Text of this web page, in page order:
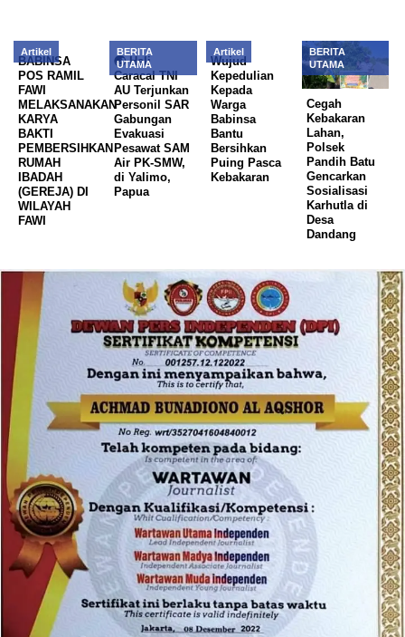
Artikel
BABINSA
POS RAMIL
FAWI
MELAKSANAKAN
KARYA
BAKTI
PEMBERSIHKAN
RUMAH
IBADAH
(GEREJA) DI
WILAYAH
FAWI
BERITA
UTAMA
🌏 Heli
Caracal TNI
AU Terjunkan
Personil SAR
Gabungan
Evakuasi
Pesawat SAM
Air PK-SMW,
di Yalimo,
Papua
Artikel
Wujud
Kepedulian
Kepada
Warga
Babinsa
Bantu
Bersihkan
Puing Pasca
Kebakaran
BERITA
UTAMA
Cegah
Kebakaran
Lahan,
Polsek
Pandih Batu
Gencarkan
Sosialisasi
Karhutla di
Desa
Dandang